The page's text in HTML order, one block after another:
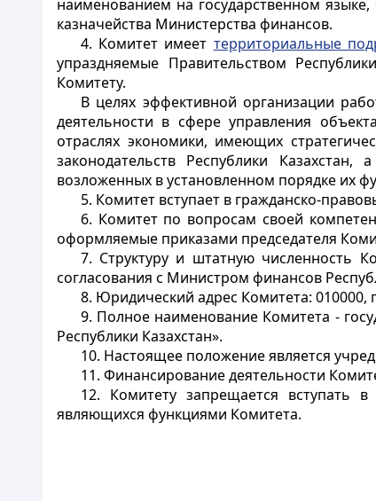
наименованием на государственном языке,
казначейства Министерства финансов.
4. Комитет имеет территориальные
упраздняемые Правительством
Комитету.
В целях эффективной организации
деятельности в сфере управления
отраслях экономики, имеющих
законодательств Республики
возложенных в установленном порядке их
5. Комитет вступает в гражданско-
6. Комитет по вопросам своей
оформляемые приказами председателя
7. Структуру и штатную численность
согласования с Министром финансов
8. Юридический адрес Комитета: 010000,
9. Полное наименование Комитета -
Республики Казахстан».
10. Настоящее положение является
11. Финансирование деятельности
12. Комитету запрещается вступать
являющихся функциями Комитета.